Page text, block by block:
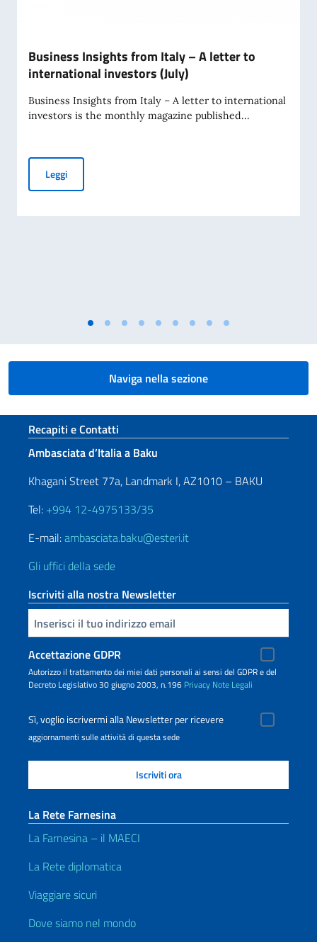
Business Insights from Italy – A letter to
international investors (July)
Business Insights from Italy – A letter to international
investors is the monthly magazine published...
LeggiBusiness Insights from Italy – A letter to international
Naviga nella sezione
Sezione footer
Recapiti e Contatti
Ambasciata d’Italia a Baku
Khagani Street 77a, Landmark I, AZ1010 – BAKU
Tel: +994 12-4975133/35
E-mail:ambasciata.baku@esteri.it
Gli uffici della sede
Iscriviti alla nostra Newsletter
Inserisci la tua email
Accettazione GDPR
Autorizzo il trattamento dei miei dati personali ai sensi del GDPR e del
Decreto Legislativo 30 giugno 2003, n.196 Privacy Note Legali
Sì, voglio iscrivermi alla Newsletter per ricevere
aggiornamenti sulle attività di questa sede
La Rete Farnesina
La Farnesina – il MAECI
La Rete diplomatica
Viaggiare sicuri
Dove siamo nel mondo